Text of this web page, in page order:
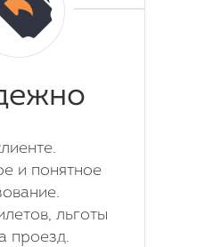
и понятное
льготы
проезд.